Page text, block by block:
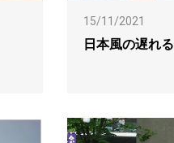
15/11/2021
日本風の遅れる